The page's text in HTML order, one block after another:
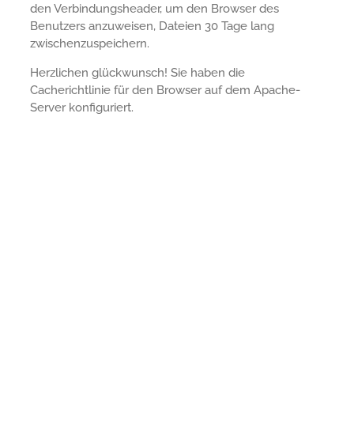
den Verbindungsheader, um den Browser des
Benutzers anzuweisen, Dateien 30 Tage lang
zwischenzuspeichern.
Herzlichen glückwunsch! Sie haben die
Cacherichtlinie für den Browser auf dem Apache-
Server konfiguriert.